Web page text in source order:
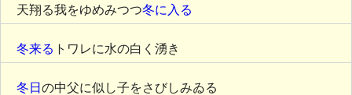
天翔る我をゆめみつつ冬に入る
冬来る トワレに水の白く湧き
冬日 の中父に似し子をさびしみゐる